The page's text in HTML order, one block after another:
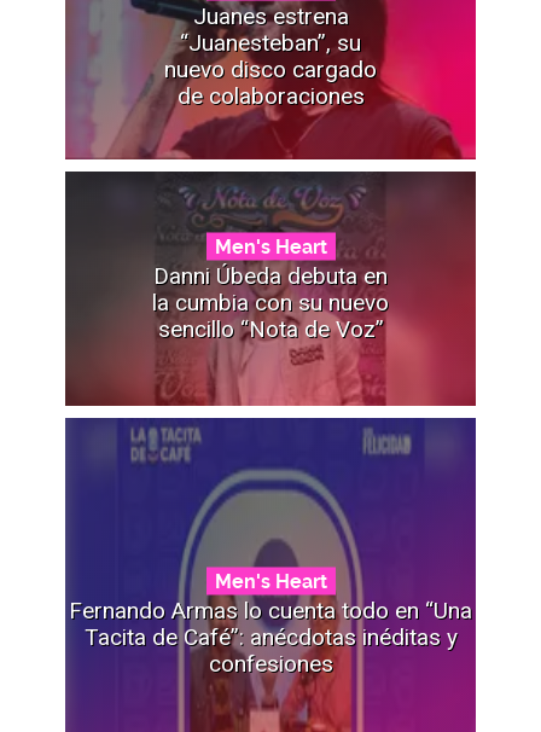
Juanes estrena
“Juanesteban”, su
nuevo disco cargado
de colaboraciones
Men's Heart
Danni Úbeda debuta en
la cumbia con su nuevo
sencillo “Nota de Voz”
Men's Heart
Fernando Armas lo cuenta todo en “Una
Tacita de Café”: anécdotas inéditas y
confesiones